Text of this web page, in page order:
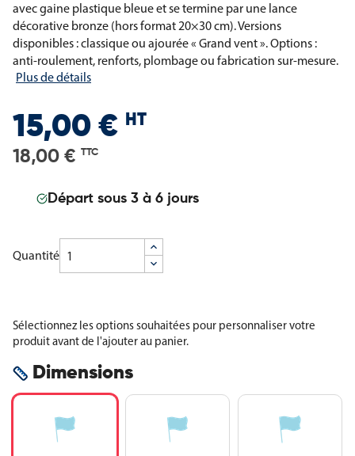
avec gaine plastique bleue et se termine par une lance
décorative bronze (hors format 20×30 cm). Versions
disponibles : classique ou ajourée « Grand vent ». Options :
anti-roulement, renforts, plombage ou fabrication sur-mesure.
Plus de détails
15,00 € HT
18,00 € TTC
Départ sous 3 à 6 jours
Quantité
Sélectionnez les options souhaitées pour personnaliser votre
produit avant de l'ajouter au panier.
Dimensions